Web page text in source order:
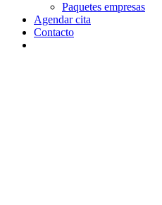
Paquetes empresas
Agendar cita
Contacto